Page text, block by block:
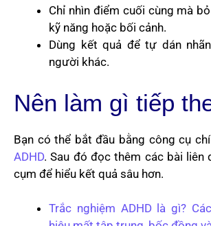
Chỉ nhìn điểm cuối cùng mà
kỹ năng hoặc bối cảnh.
Dùng kết quả để tự dán
người khác.
Nên làm gì tiếp
Bạn có thể bắt đầu bằng công cụ
ADHD. Sau đó đọc thêm các bài liên
cụm để hiểu kết quả sâu hơn.
Trắc nghiệm ADHD là gì?